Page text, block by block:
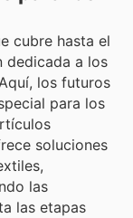
cubre hasta el
dedicada a los
los futuros
para los
soluciones
las
las etapas